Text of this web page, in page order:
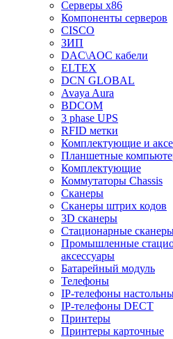
Серверы x86
Компоненты серверов
CISCO
ЗИП
DAC\AOC кабели
ELTEX
DCN GLOBAL
Avaya Aura
BDCOM
3 phase UPS
RFID метки
Комплектующие и
Планшетные
Комплектующие
Коммутаторы Chassis
Сканеры
Сканеры штрих кодов
3D сканеры
Стационарные
Промышленные
аксессуары
Батарейный модуль
Телефоны
IP-телефоны
IP-телефоны DECT
Принтеры
Принтеры карточные